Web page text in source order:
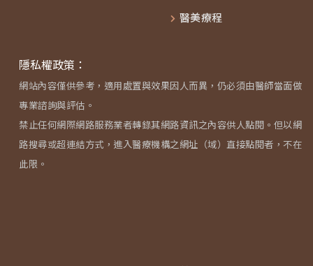
醫美療程
隱私權政策：
網站內容僅供參考，適用處置與效果因人而異，仍必須由醫師當面做
專業諮詢與評估。
禁止任何網際網路服務業者轉錄其網路資訊之內容供人點閱。但以網
路搜尋或超連結方式，進入醫療機構之網址（域）直接點閱者，不在
此限。